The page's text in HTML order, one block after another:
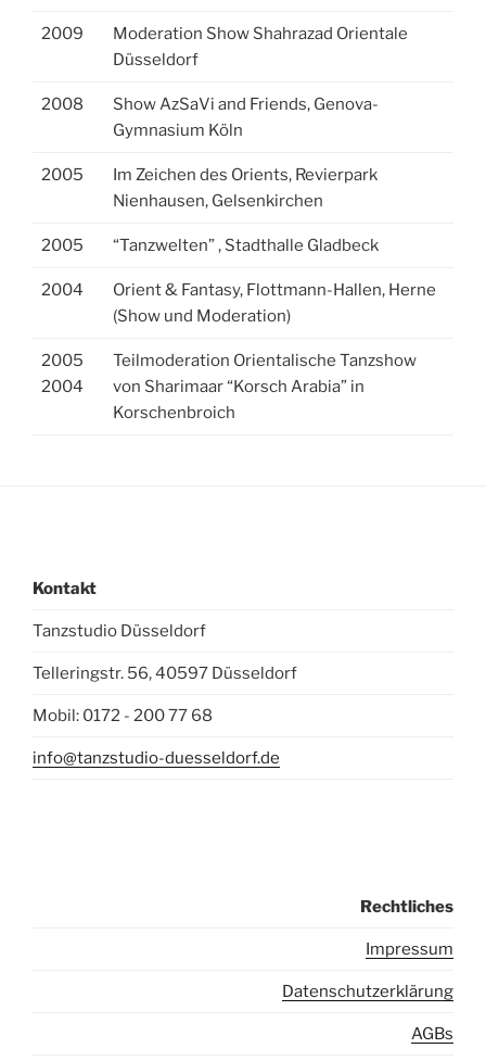
2009
Moderation Show Shahrazad Orientale
Düsseldorf
2008
Show AzSaVi and Friends, Genova-
Gymnasium Köln
2005
Im Zeichen des Orients, Revierpark
Nienhausen, Gelsenkirchen
2005 “Tanzwelten” , Stadthalle Gladbeck
2004
Orient & Fantasy, Flottmann-Hallen, Herne
(Show und Moderation)
2005
2004
Teilmoderation Orientalische Tanzshow
von Sharimaar “Korsch Arabia” in
Korschenbroich
Kontakt
Tanzstudio Düsseldorf
Telleringstr. 56, 40597 Düsseldorf
Mobil: 0172 - 200 77 68
info@tanzstudio-duesseldorf.de
Rechtliches
Impressum
Datenschutzerklärung
AGBs